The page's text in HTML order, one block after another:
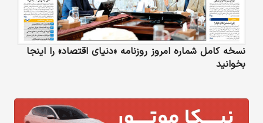
نسخه کامل شماره امروز روزنامه «دنیای‌ اقتصاد» را اینجا
بخوانید